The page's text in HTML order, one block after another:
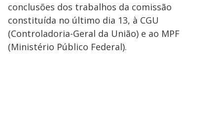
conclusões dos trabalhos da comissão
constituída no último dia 13, à CGU
(Controladoria-Geral da União) e ao MPF
(Ministério Público Federal).